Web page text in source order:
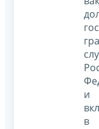
и
в